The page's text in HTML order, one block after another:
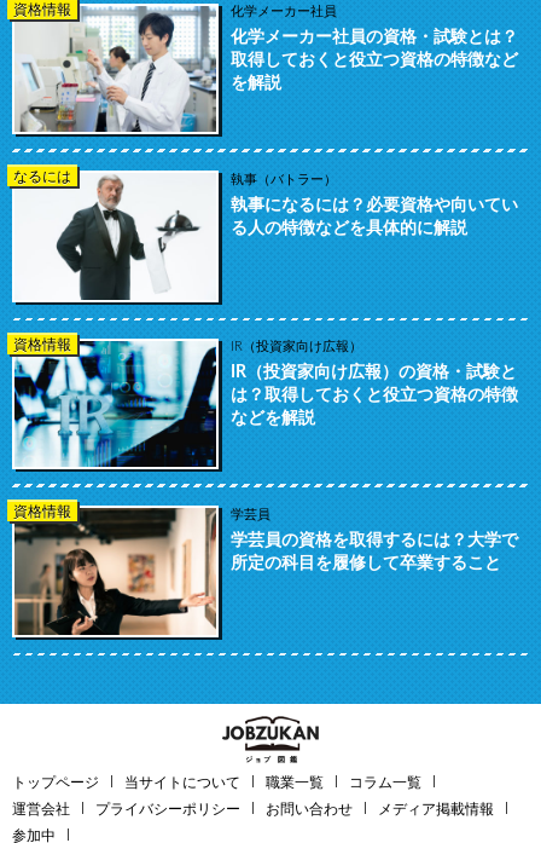
資格情報 化学メーカー社員
化学メーカー社員の資格・試験とは？
取得しておくと役立つ資格の特徴など
を解説
なるには 執事（バトラー）
執事になるには？必要資格や向いてい
る人の特徴などを具体的に解説
資格情報 IR（投資家向け広報）
IR（投資家向け広報）の資格・試験と
は？取得しておくと役立つ資格の特徴
などを解説
資格情報 学芸員
学芸員の資格を取得するには？大学で
所定の科目を履修して卒業すること
トップページ 当サイトについて 職業一覧
コラム一覧
運営会社
プライバシーポリシー お問い合わせ
メディア掲載情報
参加中